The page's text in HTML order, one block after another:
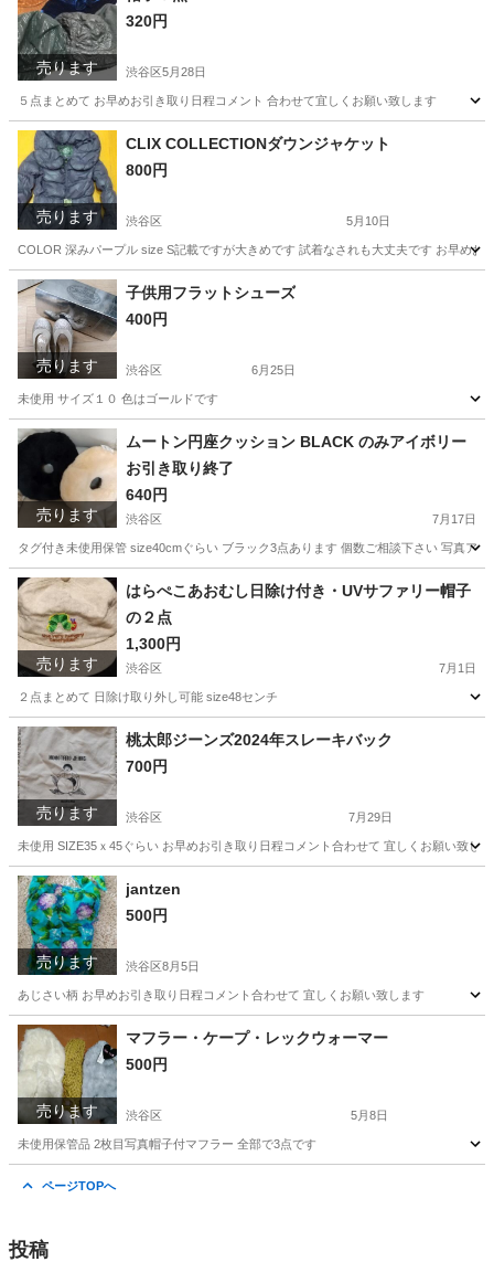
売ります
320円
渋谷区5月28日
５点まとめて お早めお引き取り日程コメント 合わせて宜しくお願い致します
東京 渋谷区
売ります
CLIX COLLECTIONダウンジャケット
800円
渋谷区 5月10日
COLOR 深みパープル size S記載ですが大きめです 試着なされも大丈夫です お早めお
東京 渋谷区 ジャケット ダウンジャケット
売ります
子供用フラットシューズ
400円
渋谷区 6月25日
未使用 サイズ１０ 色はゴールドです
東京 渋谷区 キッズ用品
売ります
ムートン円座クッション BLACK のみアイボリー
お引き取り終了
640円
渋谷区 7月17日
タグ付き未使用保管 size40cmぐらい ブラック3点あります 個数ご相談下さい 写真ア
東京 渋谷区 ファブリック、カバー ムートン
売ります
はらぺこあおむし日除け付き・UVサファリー帽子
の２点
1,300円
渋谷区 7月1日
２点まとめて 日除け取り外し可能 size48センチ
東京 渋谷区 キッズ用品 はらぺこあおむし
売ります
桃太郎ジーンズ2024年スレーキバック
700円
渋谷区 7月29日
未使用 SIZE35ｘ45ぐらい お早めお引き取り日程コメント合わせて 宜しくお願い致し
東京 渋谷区
売ります
jantzen
500円
渋谷区8月5日
あじさい柄 お早めお引き取り日程コメント合わせて 宜しくお願い致します
東京 渋谷区 服/ファッション あじさい
売ります
マフラー・ケープ・レックウォーマー
500円
渋谷区 5月8日
未使用保管品 2枚目写真帽子付マフラー 全部で3点です
ページTOPへ
投稿